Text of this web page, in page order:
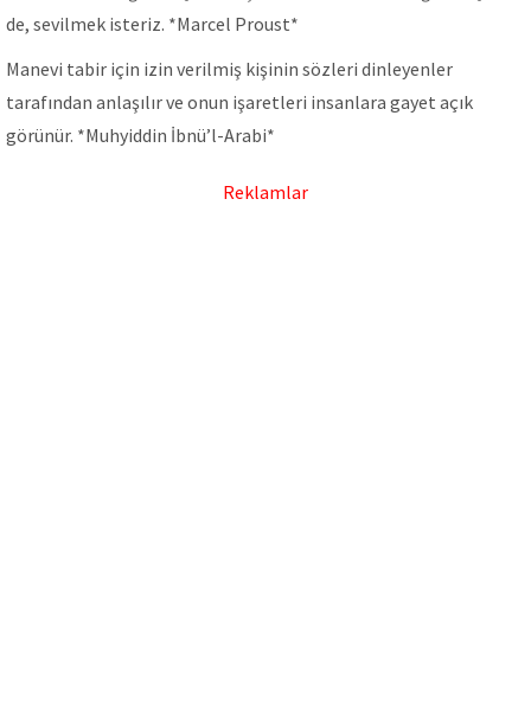
de, sevilmek isteriz. *Marcel Proust*
Manevi tabir için izin verilmiş kişinin sözleri dinleyenler
tarafından anlaşılır ve onun işaretleri insanlara gayet açık
görünür. *Muhyiddin İbnü’l-Arabi*
Reklamlar